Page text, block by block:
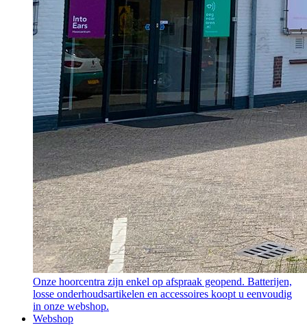
Onze hoorcentra zijn enkel op afspraak geopend. Batterijen,
losse onderhoudsartikelen en accessoires koopt u eenvoudig
in onze webshop.
Webshop